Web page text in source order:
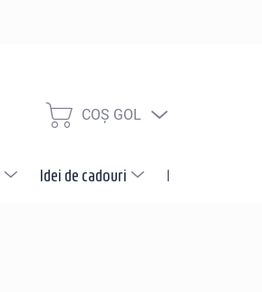
COŞ
COŞ GOL
Idei de cadouri Promotii